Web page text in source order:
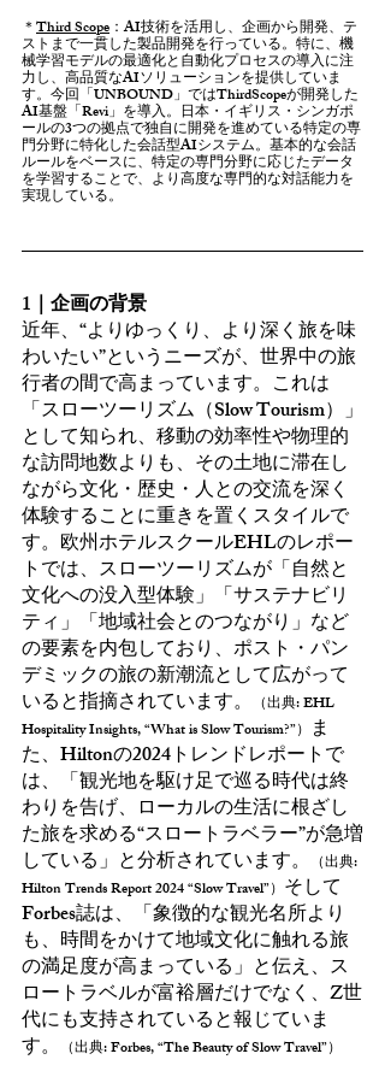
＊Third Scope ：AI技術を活用し、企画から開発、テ
ストまで一貫した製品開発を行っている。特に、機
械学習モデルの最適化と自動化プロセスの導入に注
力し、高品質なAIソリューションを提供していま
す。今回「UNBOUND」ではThirdScopeが開発した
AI基盤「Revi」を導入。日本・イギリス・シンガポ
ールの3つの拠点で独自に開発を進めている特定の専
門分野に特化した会話型AIシステム。基本的な会話
ルールをベースに、特定の専門分野に応じたデータ
を学習することで、より高度な専門的な対話能力を
実現している。
1｜企画の背景
近年、“よりゆっくり、より深く旅を味
わいたい”というニーズが、世界中の旅
行者の間で高まっています。これは
「スローツーリズム（Slow Tourism）」
として知られ、移動の効率性や物理的
な訪問地数よりも、その土地に滞在し
ながら文化・歴史・人との交流を深く
体験することに重きを置くスタイルで
す。欧州ホテルスクールEHLのレポー
トでは、スローツーリズムが「自然と
文化への没入型体験」「サステナビリ
ティ」「地域社会とのつながり」など
の要素を内包しており、ポスト・パン
デミックの旅の新潮流として広がって
いると指摘されています。
（出典: EHL
Hospitality Insights, “What is Slow Tourism?”） ま
た、Hiltonの2024トレンドレポートで
は、「観光地を駆け足で巡る時代は終
わりを告げ、ローカルの生活に根ざし
た旅を求める“スロートラベラー”が急増
している」と分析されています。
（出典:
Hilton Trends Report 2024 “Slow Travel”） そして
Forbes誌は、「象徴的な観光名所より
も、時間をかけて地域文化に触れる旅
の満足度が高まっている」と伝え、ス
ロートラベルが富裕層だけでなく、Z世
代にも支持されていると報じていま
す。 （出典: Forbes, “The Beauty of Slow Travel”）